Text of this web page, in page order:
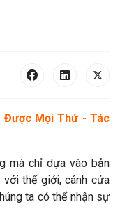
Được Mọi Thứ - Tác
mà chỉ dựa vào bản
với thế giới, cánh cửa
ta có thể nhận sự